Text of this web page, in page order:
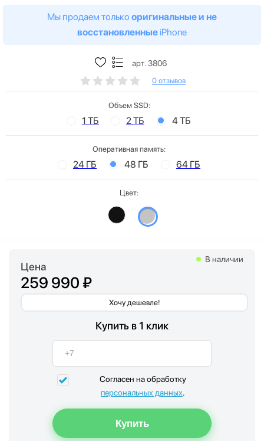
Мы продаем только оригинальные и не
восстановленные iPhone
арт. 3806
0 отзывов
Объем SSD:
1 ТБ 2 ТБ 4 ТБ
Оперативная память:
24 ГБ 48 ГБ 64 ГБ
Цвет:
Цена
259 990 ₽
Хочу дешевле!
В наличии
Купить в 1 клик
Согласен на обработку
персональных данных.